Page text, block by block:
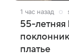
1 час назад
55-
платье